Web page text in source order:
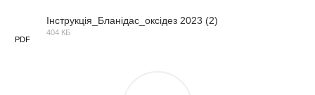
PDF
Інструкція_Бланідас_оксідез 2023 (2)
404 КБ